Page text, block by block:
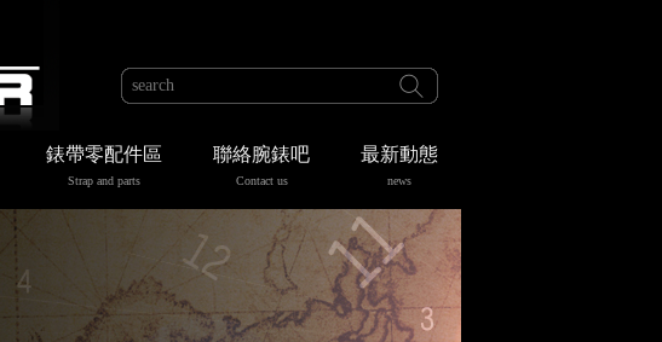
錶帶零配件區
Strap and parts
聯絡腕錶吧
Contact us
最新動態
news